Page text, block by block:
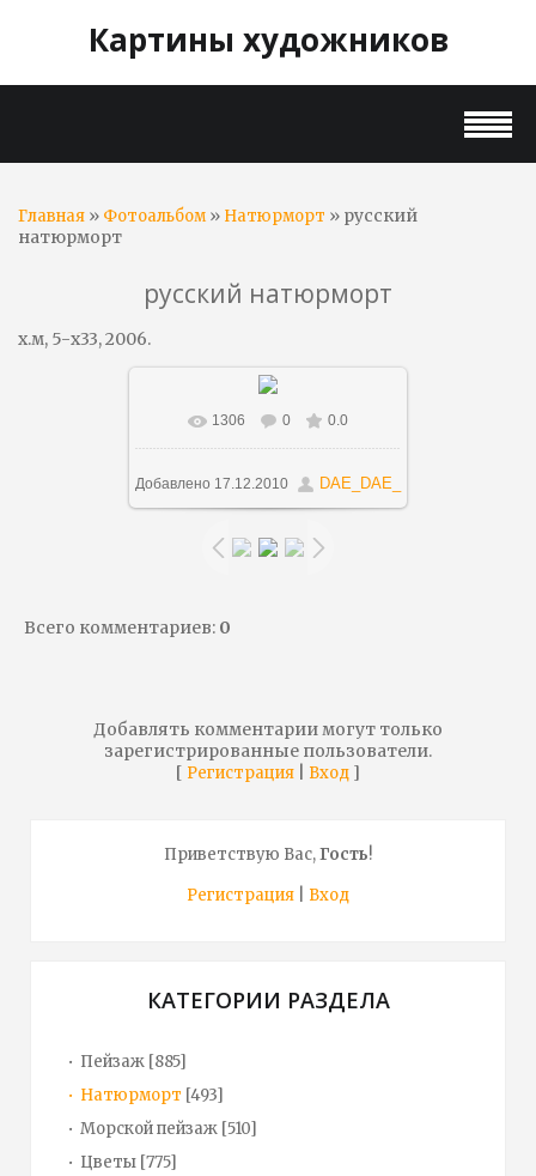
Картины художников
Главная » Фотоальбом» Натюрморт » русский
натюрморт
русский натюрморт
х.м, 5-х33, 2006.
В реальном размере 1249x1500
/ 353.9Kb
1306 0 0.0
Добавлено 17.12.2010 DAE_DAE_
Всего комментариев: 0
Добавлять комментарии могут только
зарегистрированные пользователи.
[ Регистрация Вход ]
Приветствую Вас,Гость!
Регистрация
Вход
КАТЕГОРИИ РАЗДЕЛА
Пейзаж [885]
Натюрморт [493]
Морской пейзаж [510]
Цветы [775]